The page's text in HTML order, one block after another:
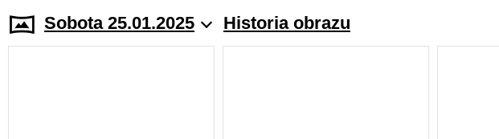
Sobota 25.01.2025 Historia obrazu